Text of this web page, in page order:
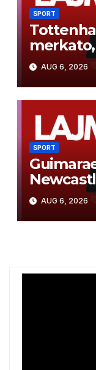
SPORT
sulmuesi
AUG 6, 2026
SPORT
euro për
AUG 6, 2026